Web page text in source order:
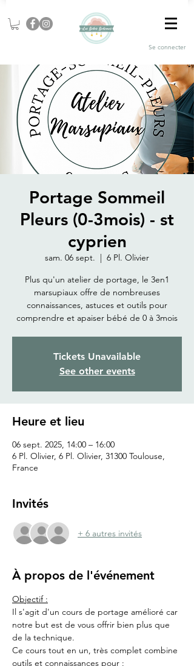
Se connecter
Portage Sommeil
Pleurs (0-3mois) - st
cyprien
sam. 06 sept.
  |
6 Pl. Olivier
Plus qu'un atelier de portage, le 3en1
marsupiaux offre de nombreuses
connaissances, astuces et outils pour
comprendre et apaiser bébé de 0 à 3mois
Tickets Unavailable
See other events
Heure et lieu
06 sept. 2025, 14:00 – 16:00
6 Pl. Olivier, 6 Pl. Olivier, 31300 Toulouse,
France
Invités
+ 6 autres invités
À propos de l'événement
Objectif :
Il s'agit d'un cours de portage amélioré car
notre but est de vous offrir bien plus que
de la technique.
Ce cours tout en un, très complet combine
outils et connaissances pour :